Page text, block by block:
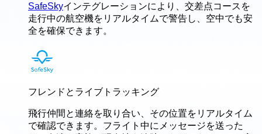
SafeSkyインテグレーションにより、交差点コースを
走行中の航空機をリアルタイムで警告し、空中でも安
全を確保できます。
フレンドとライブトラッキング
飛行仲間と連絡を取り合い、その位置をリアルタイム
で確認できます。フライト中にメッセージを送った